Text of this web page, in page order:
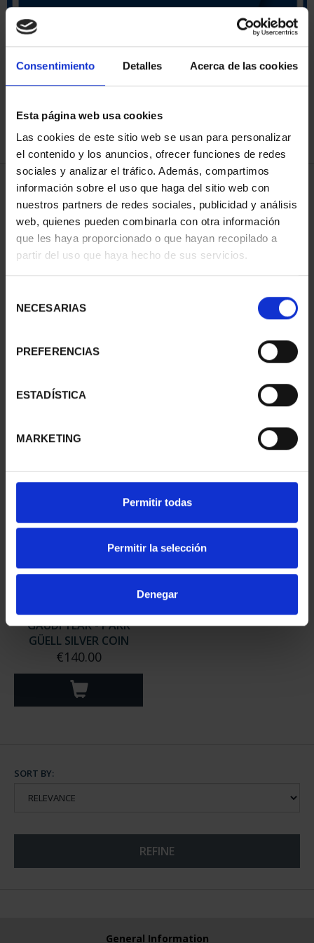
Consentimiento Detalles Acerca de las cookies
Esta página web usa cookies
Las cookies de este sitio web se usan para personalizar
el contenido y los anuncios, ofrecer funciones de redes
sociales y analizar el tráfico. Además, compartimos
información sobre el uso que haga del sitio web con
nuestros partners de redes sociales, publicidad y análisis
web, quienes pueden combinarla con otra información
que les haya proporcionado o que hayan recopilado a
partir del uso que haya hecho de sus servicios.
NECESARIAS
PREFERENCIAS
ESTADÍSTICA
MARKETING
Permitir todas
Permitir la selección
Denegar
SORT BY:
3 Products found
MILÁ SILVER COIN
€140.00
FAMILIA SILVER COIN
GAUDI YEAR - PARK
GÜELL SILVER COIN
€140.00
SORT BY:
REFINE
General Information